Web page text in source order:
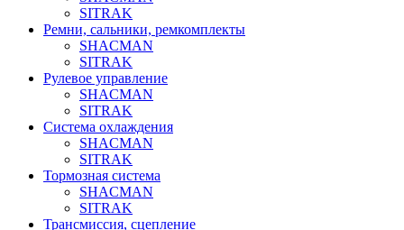
SITRAK
Ремни, сальники, ремкомплекты
SHACMAN
SITRAK
Рулевое управление
SHACMAN
SITRAK
Система охлаждения
SHACMAN
SITRAK
Тормозная система
SHACMAN
SITRAK
Трансмиссия, сцепление